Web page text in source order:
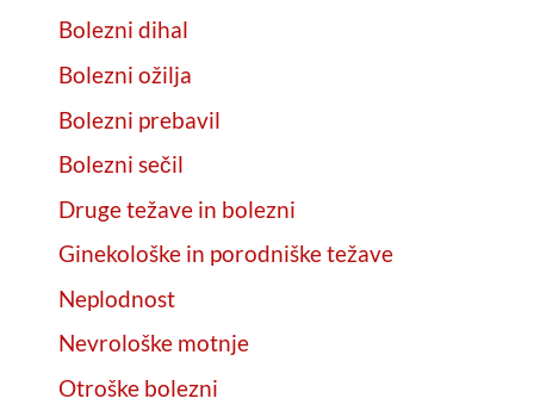
Bolezni dihal
Bolezni ožilja
Bolezni prebavil
Bolezni sečil
Druge težave in bolezni
Ginekološke in porodniške težave
Neplodnost
Nevrološke motnje
Otroške bolezni